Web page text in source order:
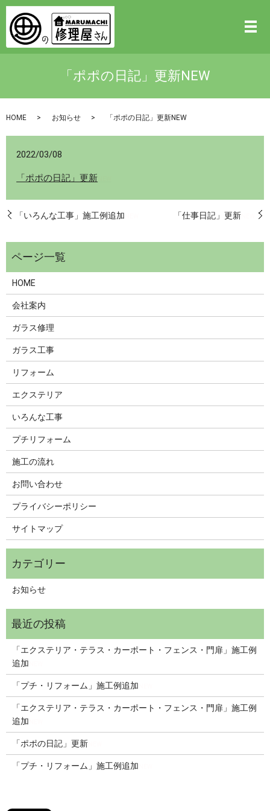
「ポポの日記」更新NEW
HOME お知らせ 「ポポの日記」更新NEW
2022/03/08
「ポポの日記」更新
「いろんな工事」施工例追加 「仕事日記」更新
HOME
会社案内
ガラス修理
ガラス工事
リフォーム
エクステリア
いろんな工事
プチリフォーム
施工の流れ
お問い合わせ
プライバシーポリシー
サイトマップ
お知らせ
「エクステリア・テラス・カーポート・フェンス・門扉」施工例
追加
「プチ・リフォーム」施工例追加
「エクステリア・テラス・カーポート・フェンス・門扉」施工例
追加
「ポポの日記」更新NEW
「プチ・リフォーム」施工例追加